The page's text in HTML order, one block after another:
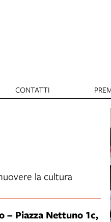
CONTATTI
la cultura
– Piazza Nettuno 1c,